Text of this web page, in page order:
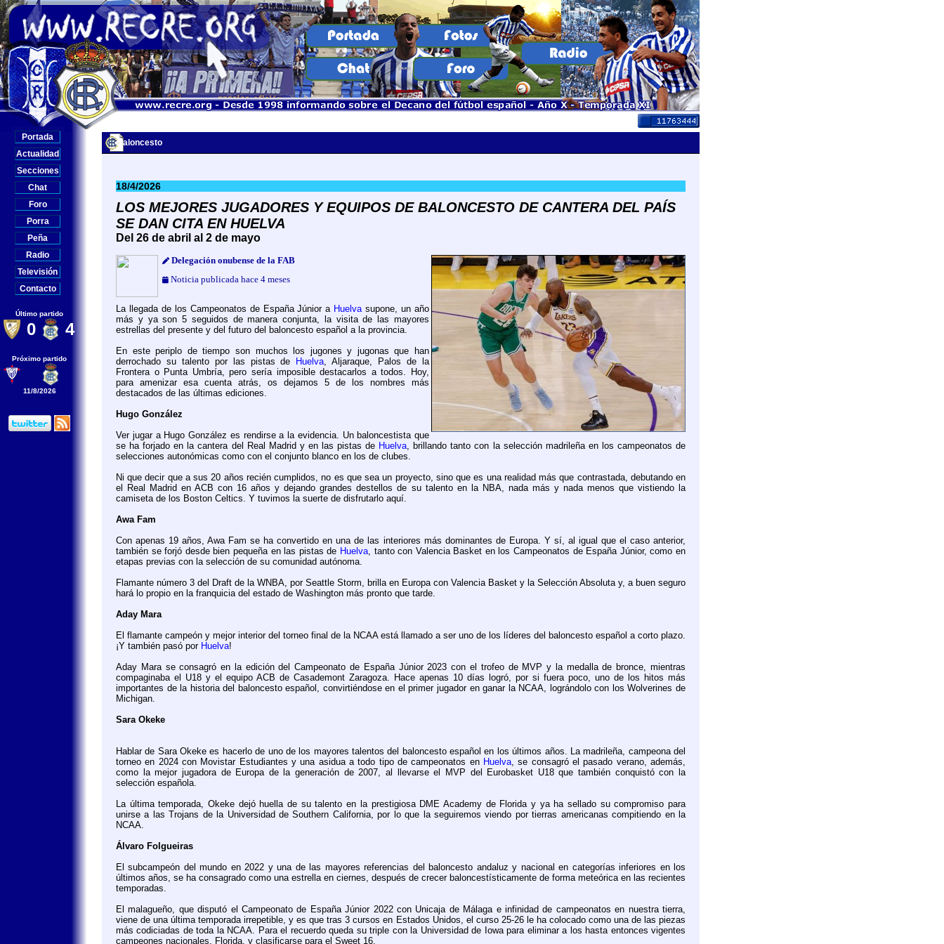
Último partido
0 4
Próximo partido
11/8/2026
Baloncesto
18/4/2026
LOS MEJORES JUGADORES Y EQUIPOS DE BALONCESTO DE CANTERA DEL PAÍS
SE DAN CITA EN HUELVA
Del 26 de abril al 2 de mayo
Delegación onubense de la FAB
Noticia publicada hace 4 meses
La llegada de los Campeonatos de España Júnior a Huelvasupone, un año
más y ya son 5 seguidos de manera conjunta, la visita de las mayores
estrellas del presente y del futuro del baloncesto español a la provincia.
En este periplo de tiempo son muchos los jugones y jugonas que han
derrochado su talento por las pistas de
Huelva, Aljaraque, Palos de la
Frontera o Punta Umbría, pero sería imposible destacarlos a todos. Hoy,
para amenizar esa cuenta atrás, os dejamos 5 de los nombres más
destacados de las últimas ediciones.
Hugo González
Ver jugar a Hugo González es rendirse a la evidencia. Un baloncestista que
se ha forjado en la cantera del Real Madrid y en las pistas de Huelva, brillando tanto con la selección madrileña en los campeonatos de
selecciones autonómicas como con el conjunto blanco en los de clubes.
Ni que decir que a sus 20 años recién cumplidos, no es que sea un proyecto, sino que es una realidad más que contrastada, debutando en
el Real Madrid en ACB con 16 años y dejando grandes destellos de su talento en la NBA, nada más y nada menos que vistiendo la
camiseta de los Boston Celtics. Y tuvimos la suerte de disfrutarlo aquí.
Awa Fam
Con apenas 19 años, Awa Fam se ha convertido en una de las interiores más dominantes de Europa. Y sí, al igual que el caso anterior,
también se forjó desde bien pequeña en las pistas de Huelva, tanto con Valencia Basket en los Campeonatos de España Júnior, como en
etapas previas con la selección de su comunidad autónoma.
Flamante número 3 del Draft de la WNBA, por Seattle Storm, brilla en Europa con Valencia Basket y la Selección Absoluta y, a buen seguro
hará lo propio en la franquicia del estado de Washington más pronto que tarde.
Aday Mara
El flamante campeón y mejor interior del torneo final de la NCAA está llamado a ser uno de los líderes del baloncesto español a corto plazo.
¡Y también pasó por Huelva!
Aday Mara se consagró en la edición del Campeonato de España Júnior 2023 con el trofeo de MVP y la medalla de bronce, mientras
compaginaba el U18 y el equipo ACB de Casademont Zaragoza. Hace apenas 10 días logró, por si fuera poco, uno de los hitos más
importantes de la historia del baloncesto español, convirtiéndose en el primer jugador en ganar la NCAA, lográndolo con los Wolverines de
Michigan.
Sara Okeke
Hablar de Sara Okeke es hacerlo de uno de los mayores talentos del baloncesto español en los últimos años. La madrileña, campeona del
torneo en 2024 con Movistar Estudiantes y una asidua a todo tipo de campeonatos en Huelva, se consagró el pasado verano, además,
como la mejor jugadora de Europa de la generación de 2007, al llevarse el MVP del Eurobasket U18 que también conquistó con la
selección española.
La última temporada, Okeke dejó huella de su talento en la prestigiosa DME Academy de Florida y ya ha sellado su compromiso para
unirse a las Trojans de la Universidad de Southern California, por lo que la seguiremos viendo por tierras americanas compitiendo en la
NCAA.
Álvaro Folgueiras
El subcampeón del mundo en 2022 y una de las mayores referencias del baloncesto andaluz y nacional en categorías inferiores en los
últimos años, se ha consagrado como una estrella en ciernes, después de crecer baloncestísticamente de forma meteórica en las recientes
temporadas.
El malagueño, que disputó el Campeonato de España Júnior 2022 con Unicaja de Málaga e infinidad de campeonatos en nuestra tierra,
viene de una última temporada irrepetible, y es que tras 3 cursos en Estados Unidos, el curso 25-26 le ha colocado como una de las piezas
más codiciadas de toda la NCAA. Para el recuerdo queda su triple con la Universidad de Iowa para eliminar a los hasta entonces vigentes
campeones nacionales, Florida, y clasificarse para el Sweet 16.
Portada
Actualidad
Secciones
Chat
Foro
Porra
Peña
Radio
Televisión
Contacto